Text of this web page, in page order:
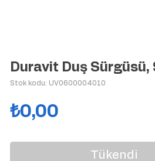
Duravit Duş Sürgüsü,
Stok kodu: UV0600004010
₺0,00
Tükendi